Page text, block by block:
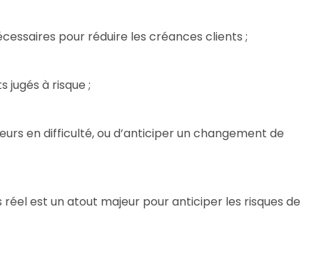
pour réduire les créances clients ;
jugés à risque ;
en difficulté, ou d’anticiper un changement de
est un atout majeur pour anticiper les risques de